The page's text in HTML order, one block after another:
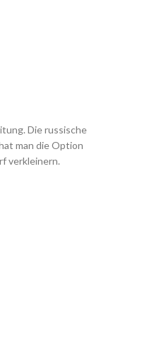
Die russische
man die Option
verkleinern.